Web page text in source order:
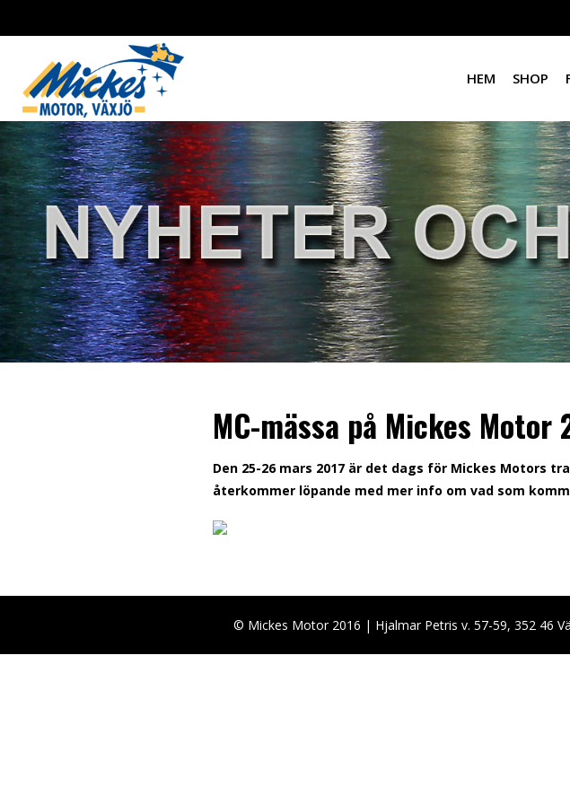
HEM SHOP
MC-mässa på Mickes Motor
Den 25-26 mars 2017 är det dags för Mickes Motors
återkommer löpande med mer info om vad som
© Mickes Motor 2016 | Hjalmar Petris v. 57-59, 352 46